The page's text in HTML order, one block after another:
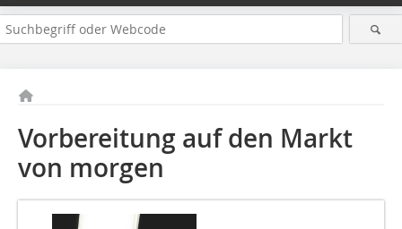
Vorbereitung auf den Markt
von morgen